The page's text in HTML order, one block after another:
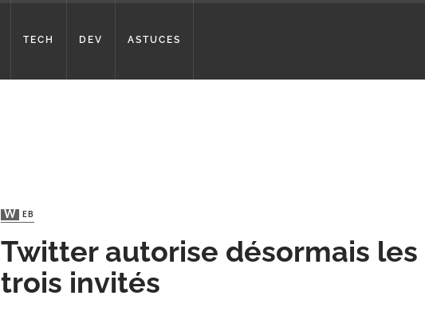
TECH DEV ASTUCES
WEB
Twitter autorise désormais les
trois invités